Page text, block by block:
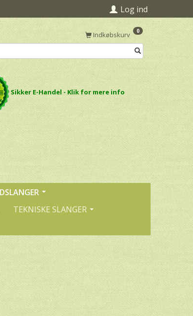
Log ind
Indkøbskurv 0
Sikker E-Handel - Klik for mere info
TEKNISKE SLANGER